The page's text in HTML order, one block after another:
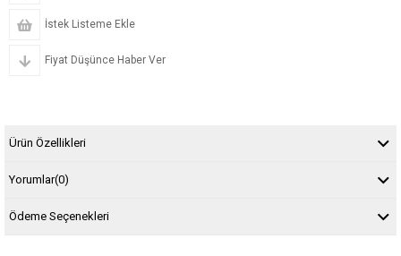
İstek Listeme Ekle
Fiyat Düşünce Haber Ver
Ürün Özellikleri
Yorumlar(0)
Ödeme Seçenekleri